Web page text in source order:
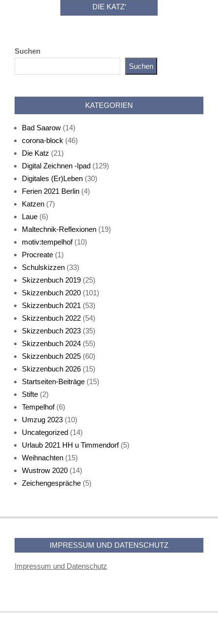
DIE KATZ‘
Live-Cat
Katze sturmerprobt
Suchen
Suchen
KATEGORIEN
Bad Saarow (14)
corona-block (46)
Die Katz (21)
Digital Zeichnen -Ipad (129)
Digitales (Er)Leben (30)
Ferien 2021 Berlin (4)
Katzen (7)
Laue (6)
Maltechnik-Reflexionen (19)
motiv:tempelhof(10)
Procreate (1)
Schulskizzen (33)
Skizzenbuch 2019 (25)
Skizzenbuch 2020 (101)
Skizzenbuch 2021 (53)
Skizzenbuch 2022 (54)
Skizzenbuch 2023 (35)
Skizzenbuch 2024 (55)
Skizzenbuch 2025 (60)
Skizzenbuch 2026 (15)
Startseiten-Beiträge (15)
Stifte (2)
Tempelhof(6)
Umzug 2023 (10)
Uncategorized (14)
Urlaub 2021 HH u Timmendorf(5)
Weihnachten (15)
Wustrow 2020 (14)
Zeichengespräche (5)
IMPRESSUM UND DATENSCHUTZ
Impressum und Datenschutz